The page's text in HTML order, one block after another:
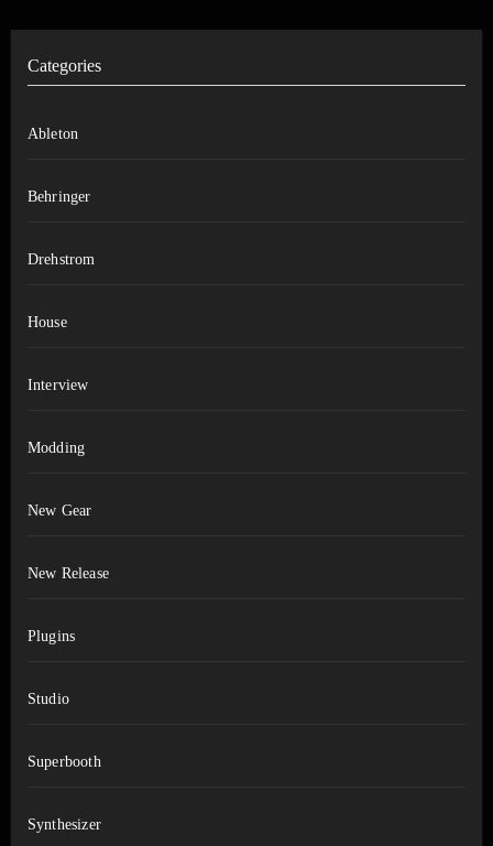
Categories
Ableton
Behringer
Drehstrom
House
Interview
Modding
New Gear
New Release
Plugins
Studio
Superbooth
Synthesizer